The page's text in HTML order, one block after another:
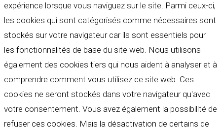
expérience lorsque vous naviguez sur le site. Parmi ceux-ci,
les cookies qui sont catégorisés comme nécessaires sont
stockés sur votre navigateur car ils sont essentiels pour
les fonctionnalités de base du site web. Nous utilisons
également des cookies tiers qui nous aident à analyser et à
comprendre comment vous utilisez ce site web. Ces
cookies ne seront stockés dans votre navigateur qu'avec
votre consentement. Vous avez également la possibilité de
refuser ces cookies. Mais la désactivation de certains de